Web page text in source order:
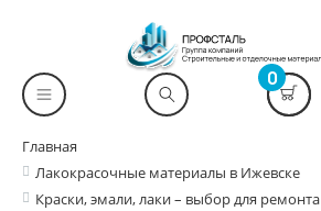
0
Главная
Лакокрасочные материалы в Ижевске
Краски, эмали, лаки – выбор для ремонта